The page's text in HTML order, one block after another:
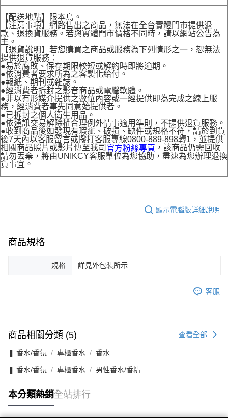
【配送地點】限本島。
【注意事項】網路售出之商品，無法在全台實體門市提供退
款、退換貨服務。若與實體門市價格不同時，請以網站公告為
主。
【退貨說明】若您購買之商品或服務為下列情形之一，恕無法
提供退貨服務：
●易於腐敗、保存期限較短或解約時即將逾期。
●依消費者要求所為之客製化給付。
●報紙、期刊或雜誌。
●經消費者拆封之影音商品或電腦軟體。
●非以有形媒介提供之數位內容或一經提供即為完成之線上服
務，經消費者事先同意始提供者。
●已拆封之個人衛生用品。
●依通訊交易解除權合理例外情事適用準則，不提供退貨服務。
●收到商品後如發現有瑕疵、破損、缺件或規格不符，請於到貨
後7天內以客服留言或撥打客服專線0800-889-898轉1，並提供
相關商品照片或影片傳至我司 官方粉絲專頁 ，該商品仍需回收
請勿丟棄，將由UNIKCY客服單位為您協助，盡速為您辦理退換
貨事宜。
顯示電腦版詳細說明
商品規格
規格 詳見外包裝所示
客服
商品相關分類 (5) 查看全部
❚ 香水/香氛 專櫃香水 香水
❚ 香水/香氛 專櫃香水 男性香水/香精
本分類熱銷全站排行